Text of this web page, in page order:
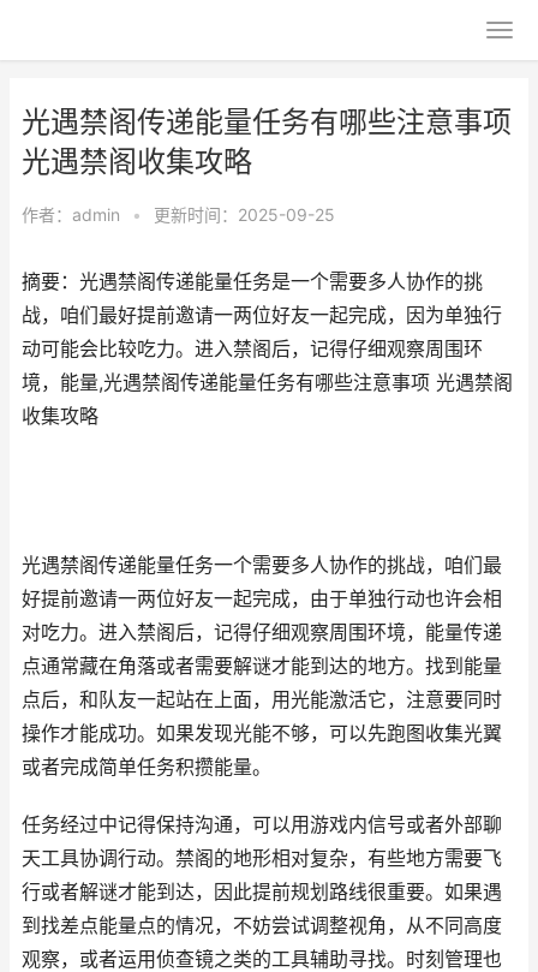
光遇禁阁传递能量任务有哪些注意事项
光遇禁阁收集攻略
作者： admin • 更新时间：2025-09-25
摘要：光遇禁阁传递能量任务是一个需要多人协作的挑
战，咱们最好提前邀请一两位好友一起完成，因为单独行
动可能会比较吃力。进入禁阁后，记得仔细观察周围环
境，能量,光遇禁阁传递能量任务有哪些注意事项 光遇禁阁
收集攻略
光遇禁阁传递能量任务一个需要多人协作的挑战，咱们最
好提前邀请一两位好友一起完成，由于单独行动也许会相
对吃力。进入禁阁后，记得仔细观察周围环境，能量传递
点通常藏在角落或者需要解谜才能到达的地方。找到能量
点后，和队友一起站在上面，用光能激活它，注意要同时
操作才能成功。如果发现光能不够，可以先跑图收集光翼
或者完成简单任务积攒能量。
任务经过中记得保持沟通，可以用游戏内信号或者外部聊
天工具协调行动。禁阁的地形相对复杂，有些地方需要飞
行或者解谜才能到达，因此提前规划路线很重要。如果遇
到找差点能量点的情况，不妨尝试调整视角，从不同高度
观察，或者运用侦查镜之类的工具辅助寻找。时刻管理也